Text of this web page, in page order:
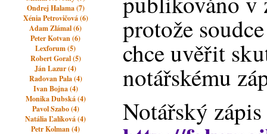
Ondrej Halama (7)
Xénia Petrovičová (6)
Adam Zlámal (6)
Peter Kotvan (6)
Lexforum (5)
Robert Goral (5)
Ján Lazur (4)
Radovan Pala (4)
Ivan Bojna (4)
Monika Dubská (4)
Pavol Szabo (4)
Natália Ľalíková (4)
Petr Kolman (4)
protože
chce uvěřit
notářskému
Notářský